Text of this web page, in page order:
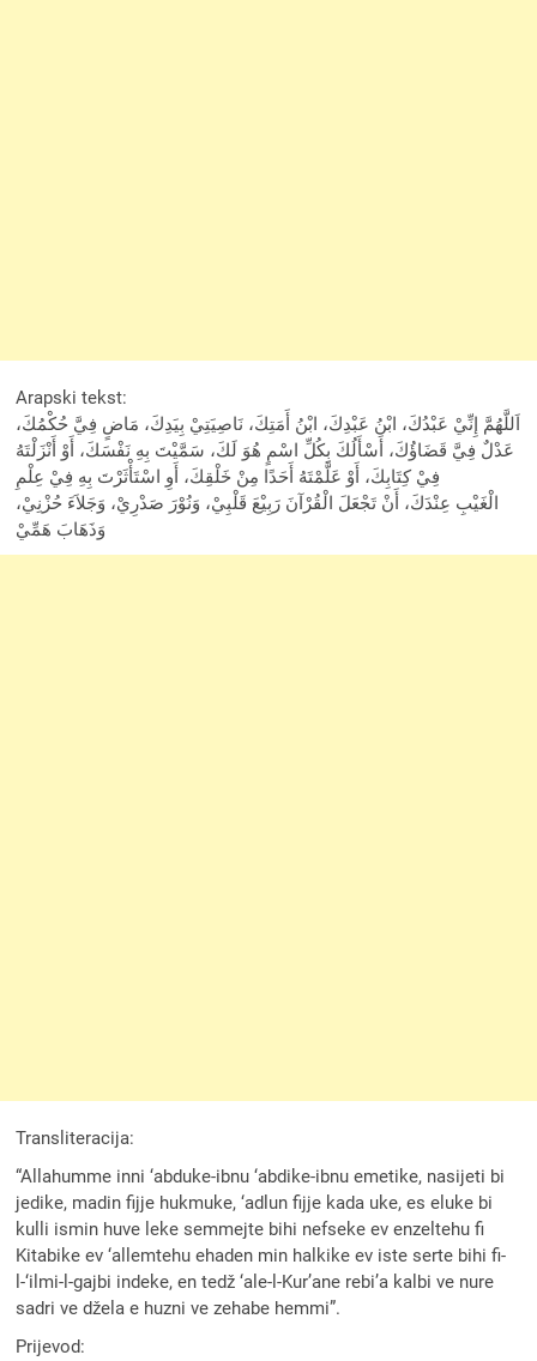
Arapski tekst:
اَللَّهُمَّ إِنِّيْ عَبْدُكَ، ابْنُ عَبْدِكَ، ابْنُ أَمَتِكَ، نَاصِيَتِيْ بِيَدِكَ، مَاضٍ فِيَّ حُكْمُكَ،
عَدْلٌ فِيَّ قَضَاؤُكَ، أَسْأَلُكَ بِكُلِّ اسْمٍ هُوَ لَكَ، سَمَّيْتَ بِهِ نَفْسَكَ، أَوْ أَنْزَلْتَهُ
فِيْ كِتَابِكَ، أَوْ عَلَّمْتَهُ أَحَدًا مِنْ خَلْقِكَ، أَوِ اسْتَأْثَرْتَ بِهِ فِيْ عِلْمِ
الْغَيْبِ عِنْدَكَ، أَنْ تَجْعَلَ الْقُرْآنَ رَبِيْعَ قَلْبِيْ، وَنُوْرَ صَدْرِيْ، وَجَلاَءَ حُزْنِيْ،
وَذَهَابَ هَمِّيْ
Transliteracija:
“Allahumme inni ‘abduke-ibnu ‘abdike-ibnu emetike, nasijeti bi
jedike, madin fijje hukmuke, ‘adlun fijje kada uke, es eluke bi
kulli ismin huve leke semmejte bihi nefseke ev enzeltehu fi
Kitabike ev ‘allemtehu ehaden min halkike ev iste serte bihi fi-
l-‘ilmi-l-gajbi indeke, en tedž ‘ale-l-Kur’ane rebi’a kalbi ve nure
sadri ve džela e huzni ve zehabe hemmi”.
Prijevod: